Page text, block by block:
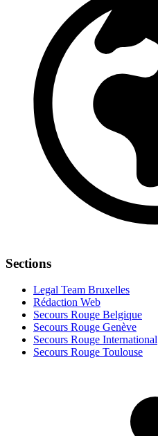
Sections
Legal Team Bruxelles
Rédaction Web
Secours Rouge Belgique
Secours Rouge Genève
Secours Rouge International
Secours Rouge Toulouse